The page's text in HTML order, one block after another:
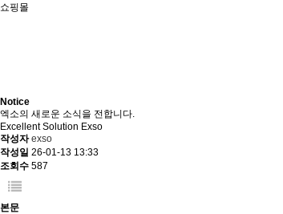
쇼핑몰
Notice
엑소의 새로운 소식을 전합니다.
Excellent Solution Exso
작성자exso
작성일 26-01-13 13:33
조회수 587
본문